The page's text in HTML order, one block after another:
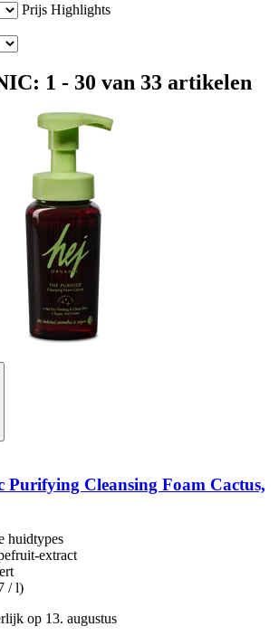
Prijs Highlights
1 - 30 van 33 artikelen
Purifying Cleansing Foam Cactus,
huidtypes
extract
/ l)
op 13. augustus